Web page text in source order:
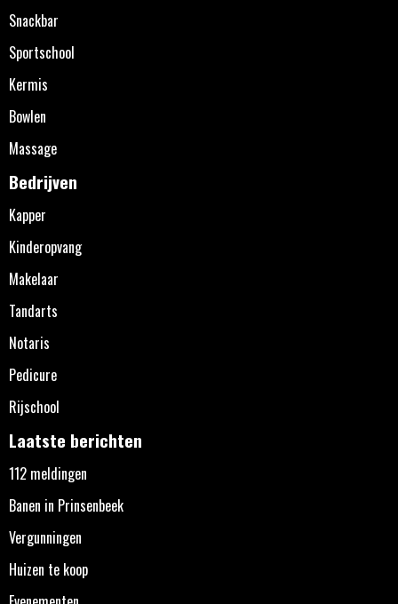
Snackbar
Sportschool
Kermis
Bowlen
Massage
Bedrijven
Kapper
Kinderopvang
Makelaar
Tandarts
Notaris
Pedicure
Rijschool
Laatste berichten
112 meldingen
Banen in Prinsenbeek
Vergunningen
Huizen te koop